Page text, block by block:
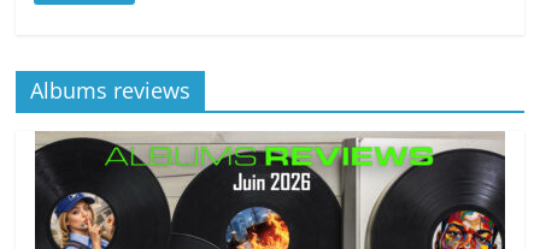
Albums reviews